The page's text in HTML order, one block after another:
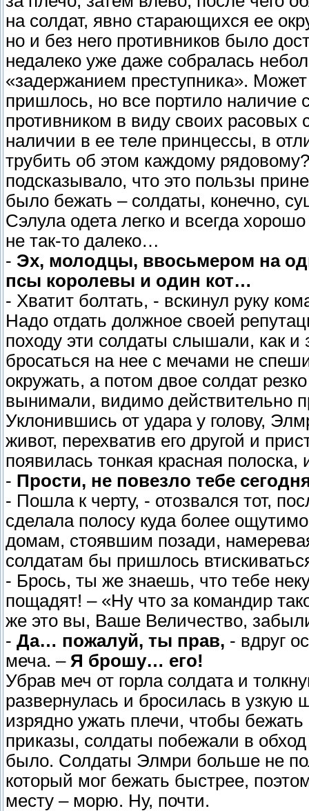
на солдат, явно старающихся ее
но и без него противников было
недалеко уже даже собралась
«задержанием преступника».
пришлось, но все портило
противником в виду своих расовых
наличии в ее теле принцессы, в
трубить об этом каждому
подсказывало, что это пользы
было бежать – солдаты, конечно,
Сэлула одета легко и всегда
не так-то далеко…
- Эх, молодцы, ввосьмером на
псы королевы и один кот…
- Хватит болтать, - вскинул руку
Надо отдать должное своей
походу эти солдаты слышали, как и
бросаться на нее с мечами не
окружать, а потом двое солдат
вынимали, видимо действительно
Уклонившись от удара у голову,
живот, перехватив его другой и
появилась тонкая красная
- Прости, не повезло тебе
- Пошла к черту, - отозвался тот,
сделала полосу куда более
домам, стоявшим позади,
солдатам бы пришлось
- Брось, ты же знаешь, что тебе
пощадят! – «Ну что за командир
же это вы, Ваше Величество,
- Да… пожалуй, ты прав, - вдруг
меча. – Я брошу… его!
Убрав меч от горла солдата и
развернулась и бросилась в
изрядно ужать плечи, чтобы
приказы, солдаты побежали в
было. Солдаты Элмри больше не
который мог бежать быстрее,
месту – морю. Ну, почти.